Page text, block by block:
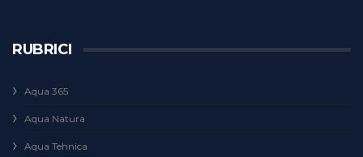
RUBRICI
Aqua 365
Aqua Natura
Aqua Tehnica